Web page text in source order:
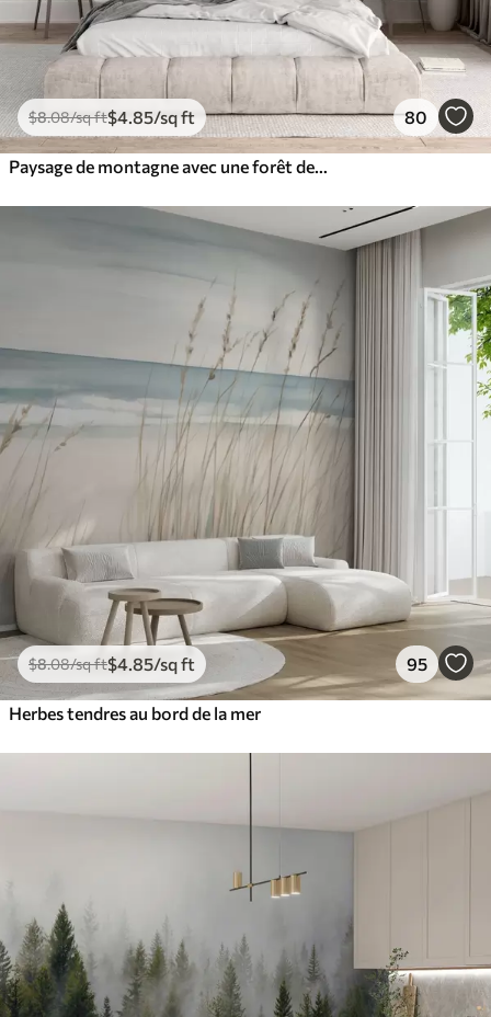
$8.08/sq ft$4 .85/sq ft 80
$8.08/sq ft$4 .85/sq ft 95
Herbes tendres au bord de la mer